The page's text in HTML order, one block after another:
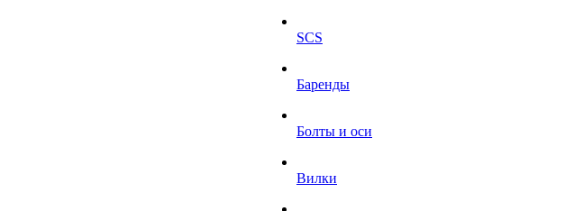
SCS
Баренды
Болты и оси
Вилки